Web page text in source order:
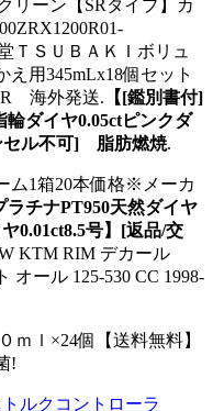
リーン【SRタイプ】カ
ＴＳＵＢＡＫＩボリュ
用345mLx18個セット
海外発送. 【[鑑別書付]
ダイヤ0.05ctピンクダ
セル不可] 脂肪燃焼.
ム1箱20本価格※メーカ
ラチナPT950天然ダイヤ
0.01ct8.5号】[返品/交
KTM RIM デカール
オール 125-530 CC 1998-
ｌ×24個【送料無料】
!
ルクコントローラ